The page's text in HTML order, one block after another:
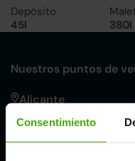
Consentimiento
Depósito
45l
380l
Nuestros puntos de
Alicante
Córdoba